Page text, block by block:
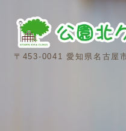
〒453-0041 愛知県名古屋